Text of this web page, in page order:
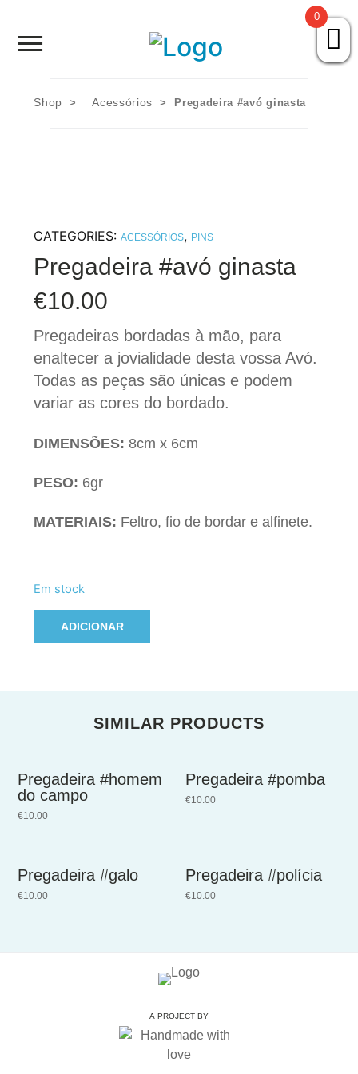
HOME
SOBRE NÓS
LOJA
CONTACTOS
Shop > Acessórios > Pregadeira #avó ginasta
CATEGORIES:ACESSÓRIOS, PINS
Pregadeira #avó ginasta
€10.00
Pregadeiras bordadas à mão, para
enaltecer a jovialidade desta vossa Avó.
Todas as peças são únicas e podem
variar as cores do bordado.
DIMENSÕES: 8cm x 6cm
PESO: 6gr
MATERIAIS: Feltro, fio de bordar e alfinete.
Em stock
ADICIONAR
SIMILAR PRODUCTS
Pregadeira #homem
do campo
€10.00
Pregadeira #pomba
€10.00
Pregadeira #galo
€10.00
Pregadeira #polícia
€10.00
A PROJECT BY
0